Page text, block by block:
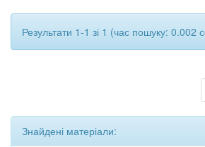
Результати 1-1 зі 1 (час пошуку: 0.002
Знайдені матеріали: